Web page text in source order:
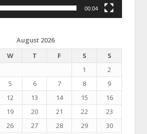
00:04
August 2026
W T F S
S
1
2
5 6 7 8
9
12 13 14 15
16
19 20 21 22
23
26 27 28 29
30